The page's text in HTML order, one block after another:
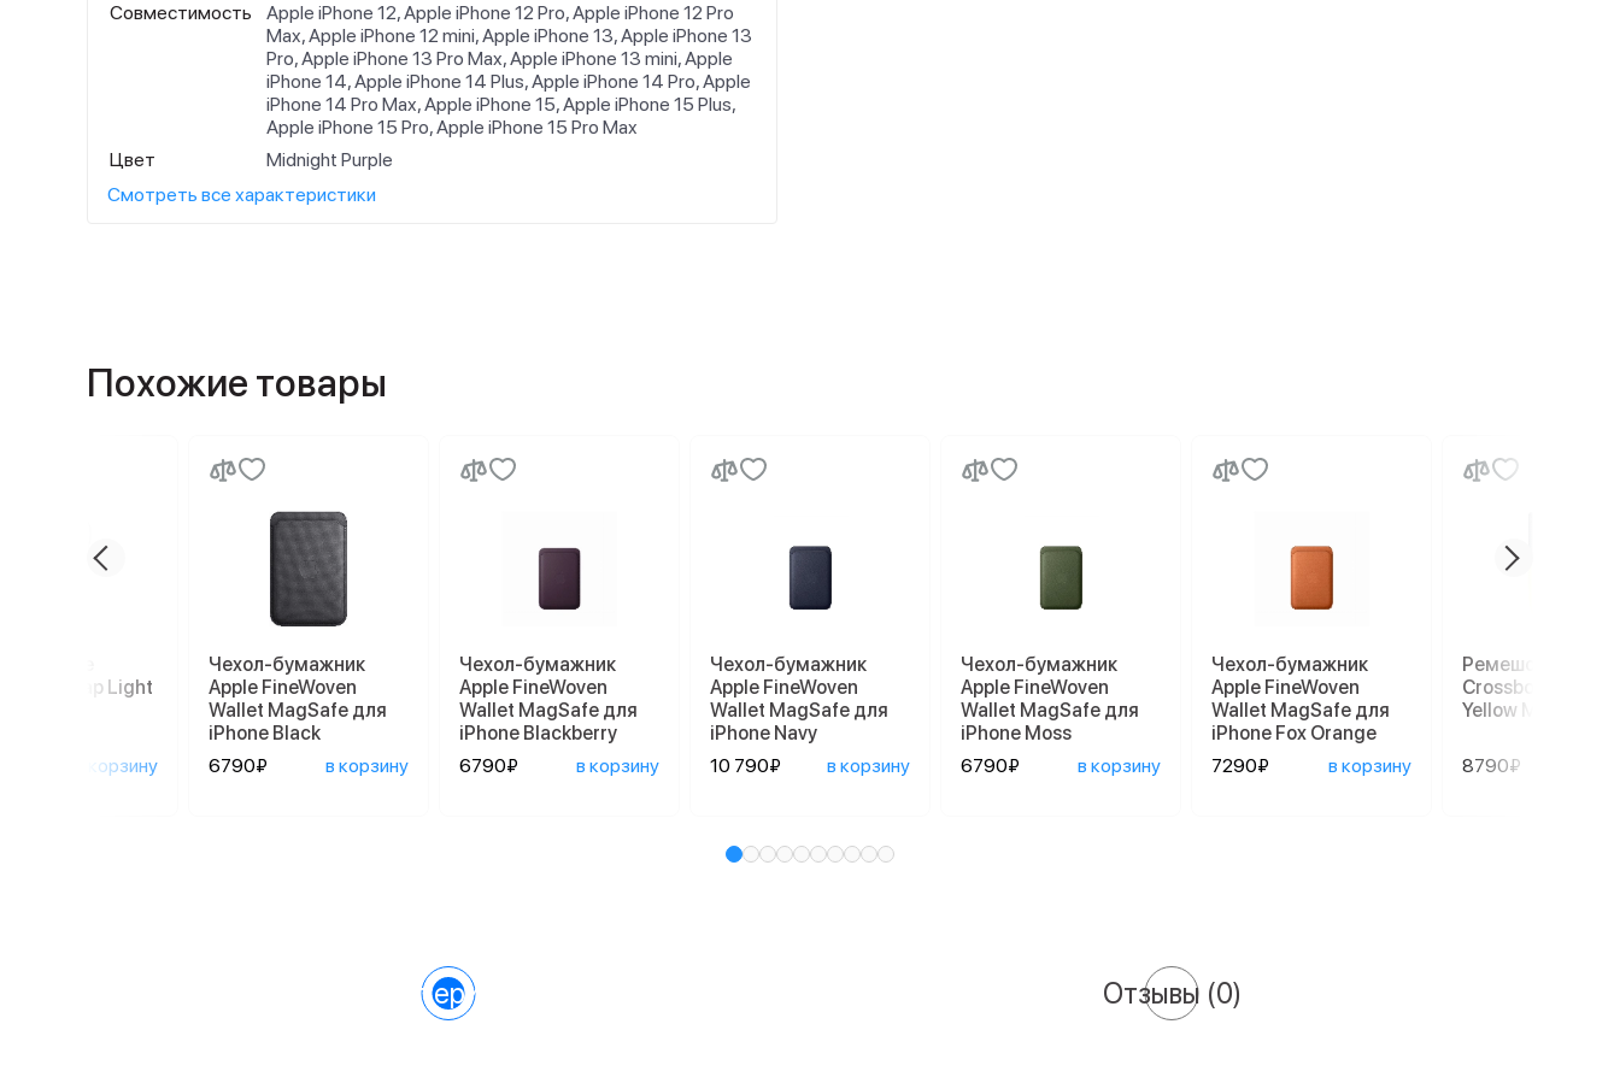
Совместимость
Apple iPhone 12, Apple iPhone 12 Pro, Apple iPhone 12 Pro
Max, Apple iPhone 12 mini, Apple iPhone 13, Apple iPhone 13
Pro, Apple iPhone 13 Pro Max, Apple iPhone 13 mini, Apple
iPhone 14, Apple iPhone 14 Plus, Apple iPhone 14 Pro, Apple
iPhone 14 Pro Max, Apple iPhone 15, Apple iPhone 15 Plus,
Apple iPhone 15 Pro, Apple iPhone 15 Pro Max
Цвет
Midnight Purple
Смотреть все характеристики
Похожие товары
Strap Light
в корзину
Чехол-бумажник
Apple FineWoven
Wallet MagSafe для
iPhone Black
6790₽
в корзину
Чехол-бумажник
Apple FineWoven
Wallet MagSafe для
iPhone Blackberry
6790₽
в корзину
Чехол-бумажник
Apple FineWoven
Wallet MagSafe для
iPhone Navy
10 790₽
в корзину
Чехол-бумажник
Apple FineWoven
Wallet MagSafe для
iPhone Moss
6790₽
в корзину
Чехол-бумажник
Apple FineWoven
Wallet MagSafe для
iPhone Fox Orange
7290₽
в корзину
Ремешок Apple
Crossbody Strap
Yellow MGGE4
8790₽
Характеристики Отзывы (0)